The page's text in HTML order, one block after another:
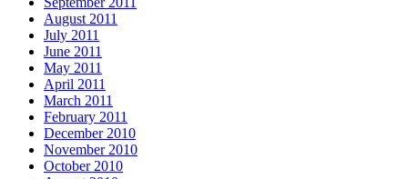
August 2011
July 2011
June 2011
May 2011
April 2011
March 2011
February 2011
December 2010
November 2010
October 2010